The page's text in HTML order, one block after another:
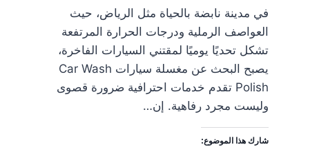
في مدينة نابضة بالحياة مثل الرياض، حيث
العواصف الرملية ودرجات الحرارة المرتفعة
تشكل تحديًا يوميًا لمقتني السيارات الفاخرة،
يصبح البحث عن مغسلة سيارات Car Wash
Polish تقدم خدمات احترافية ضرورة قصوى
وليست مجرد رفاهية. إن…
شارك هذا الموضوع: